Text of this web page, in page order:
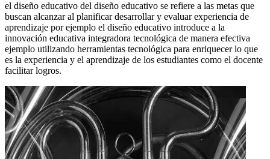
el diseño educativo del diseño educativo se refiere a las metas que
buscan alcanzar al planificar desarrollar y evaluar experiencia de
aprendizaje por ejemplo el diseño educativo introduce a la
innovación educativa integradora tecnológica de manera efectiva
ejemplo utilizando herramientas tecnológica para enriquecer lo que
es la experiencia y el aprendizaje de los estudiantes como el docente
facilitar logros.